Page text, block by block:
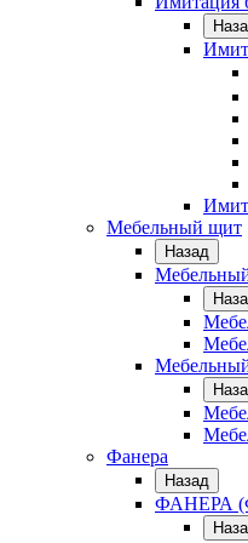
Мебельный щит
Назад
Фанера
Назад
ФАНЕРА